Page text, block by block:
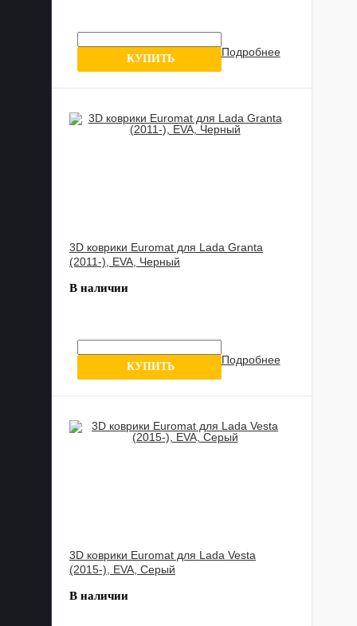
КУПИТЬ
Подробнее
3D коврики Euromat для Lada Granta
(2011-), EVA, Черный
В наличии
КУПИТЬ
Подробнее
3D коврики Euromat для Lada Vesta
(2015-), EVA, Серый
В наличии